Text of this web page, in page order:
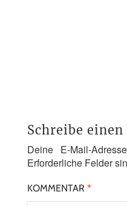
Schreibe
Deine E-Mail-
Erforderliche Felder
KOMMENTAR *